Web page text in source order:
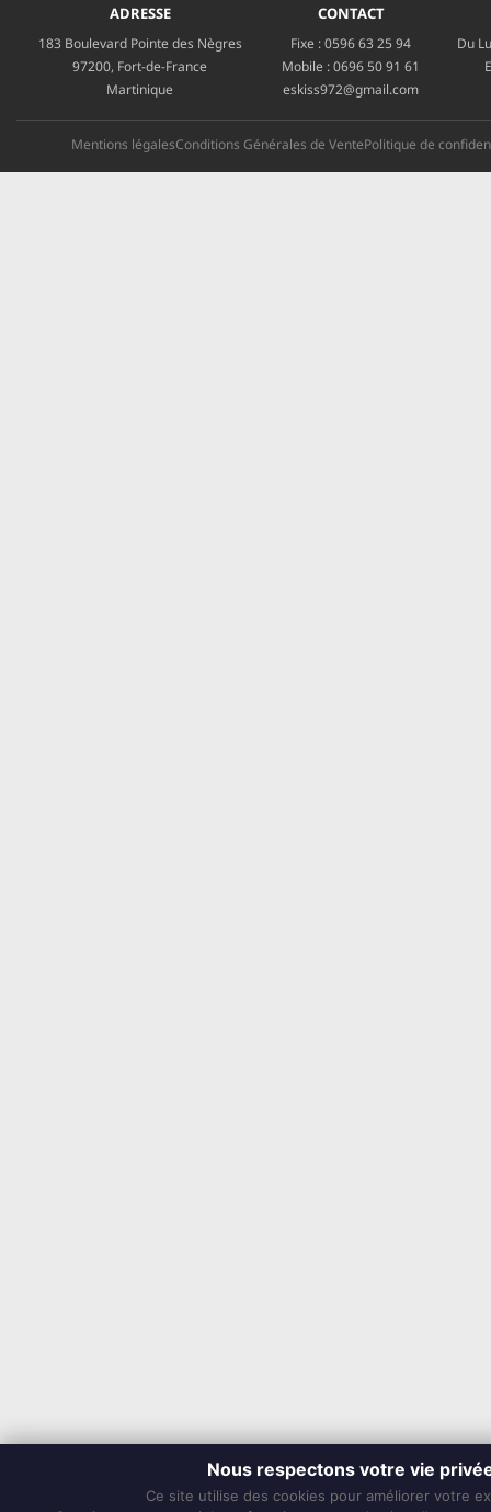
ADRESSE
183 Boulevard Pointe des Nègres
97200, Fort-de-France
Martinique
CONTACT
Fixe :0596 63 25 94
Mobile :0696 50 91 61
eskiss972@gmail.com
Du
Nous respectons votre vie
Ce site utilise des cookies pour améliorer votre
Mentions légalesConditions Générales de VentePolitique de